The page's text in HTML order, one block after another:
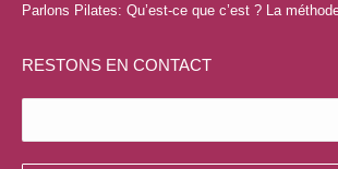
fenêtrefenêtrefenêtrefenêtre
Parlons Pilates: Qu’est-ce que c’est ? La
RESTONS EN CONTACT